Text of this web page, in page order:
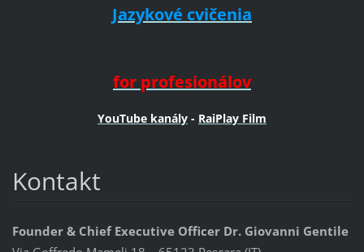
Jazykové cvičenia
for profesionálov
YouTube kanály - RaiPlay Film
Kontakt
Founder & Chief Executive Officer Dr. Giovanni Gentile